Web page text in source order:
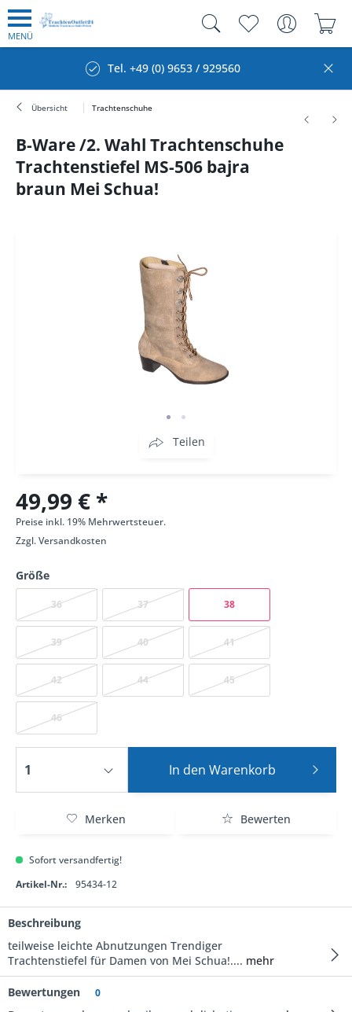
MENÜ
Tel. +49 (0) 9653 / 929560
Übersicht Trachtenschuhe
B-Ware /2. Wahl Trachtenschuhe
Trachtenstiefel MS-506 bajra
braun Mei Schua!
Teilen
49,99 € *
Preise inkl. 19% Mehrwertsteuer.
Zzgl.Versandkosten
Größe
36 37 38
39 40 41
42 44 45
46
In den Warenkorb
Merken Bewerten
Sofort versandfertig!
Artikel-Nr.:
95434-12
Beschreibung
teilweise leichte Abnutzungen Trendiger
Trachtenstiefel für Damen von Mei Schua!.... mehr
Bewertungen 0